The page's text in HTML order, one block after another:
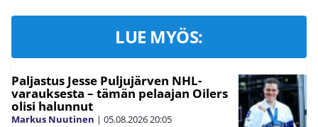
LUE MYÖS:
Paljastus Jesse Puljujärven NHL-
varauksesta – tämän pelaajan Oilers
olisi halunnut
Markus Nuutinen | 05.08.202620:05